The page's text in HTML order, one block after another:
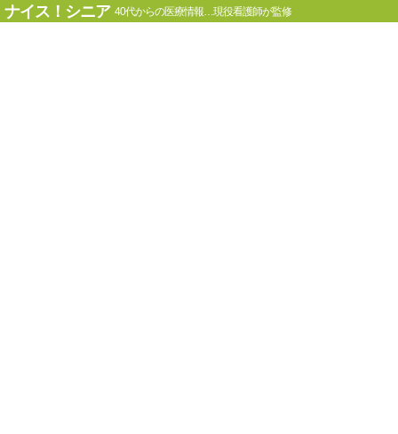
ナイス！シニア 40代からの医療情報…現役看護師が監修